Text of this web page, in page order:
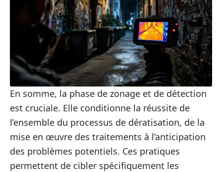
En somme, la phase de zonage et de détection
est cruciale. Elle conditionne la réussite de
l’ensemble du processus de dératisation, de la
mise en œuvre des traitements à l’anticipation
des problèmes potentiels. Ces pratiques
permettent de cibler spécifiquement les